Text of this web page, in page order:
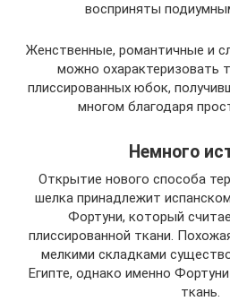
восприняты
Женственные, романтичные и
можно охарактеризовать
плиссированных юбок,
многом благодаря
Немного
Открытие нового способа
шелка принадлежит
Фортуни, который
плиссированной ткани.
мелкими складками
Египте, однако именно
ткань.